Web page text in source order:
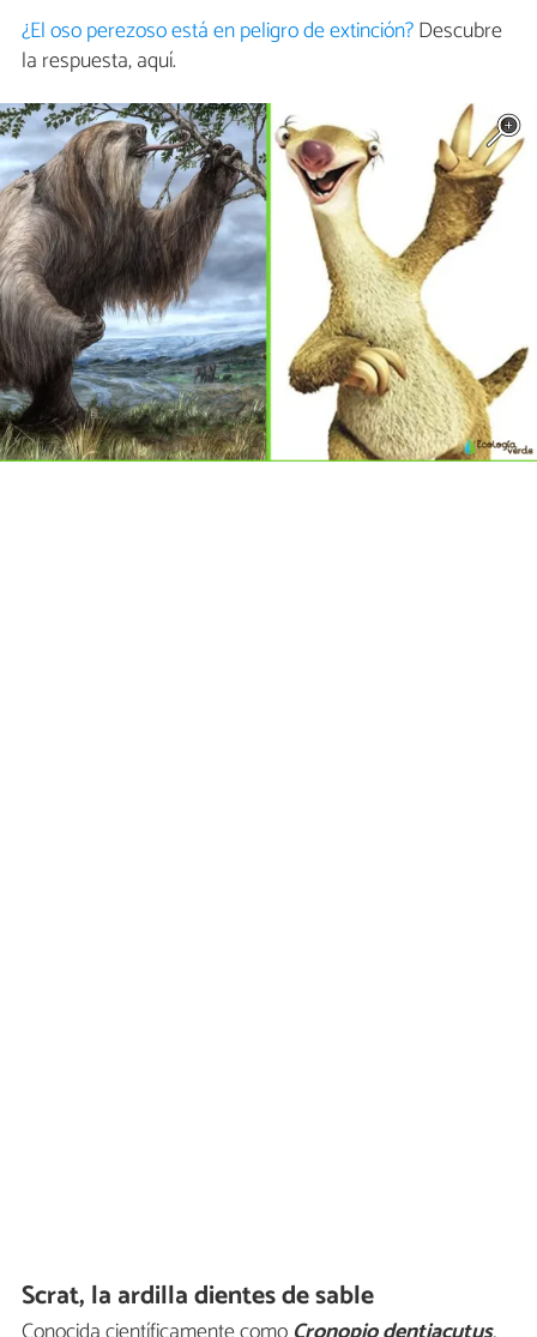
¿El oso perezoso está en peligro de extinción?Descubre
la respuesta, aquí.
Scrat, la ardilla dientes de sable